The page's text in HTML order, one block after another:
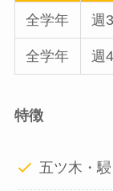
全学年 週
全学年 週
特徴
五ツ木・